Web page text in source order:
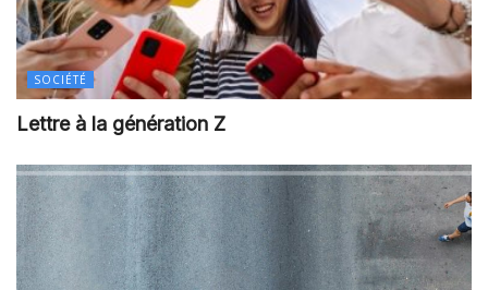
SOCIÉTÉ
Lettre à la génération Z